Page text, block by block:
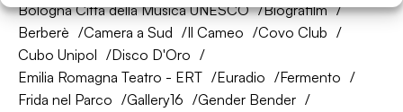
Bologna Città della Musica UNESCO
Biografilm
Berberè
Camera a Sud Il Cameo
Covo Club
Cubo Unipol
Disco D'Oro
Emilia Romagna Teatro - ERT
Euradio
Fermento
Frida nel Parco
Gallery16
Gender Bender